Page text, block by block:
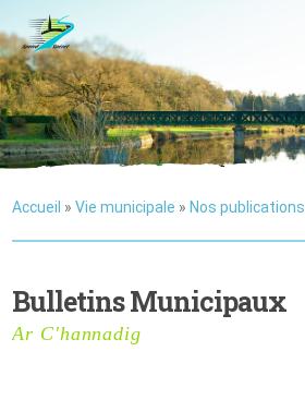
Accueil »Vie municipale » Nos publications
Bulletins Municipaux
Ar C'hannadig